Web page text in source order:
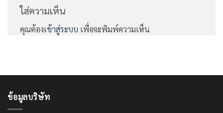
ใส่ความเห็น
คุณต้องเข้าสู่ระบบ เพื่อจะพิมพ์ความเห็น
ข้อมูลบริษัท